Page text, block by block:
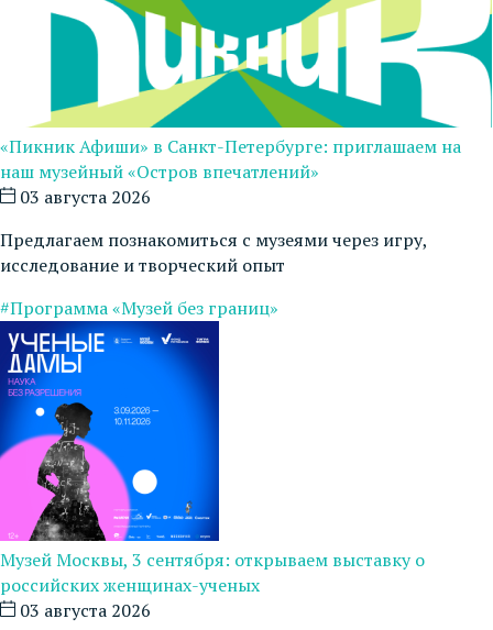
«Пикник Афиши» в Санкт-Петербурге: приглашаем на
наш музейный «Остров впечатлений»
03 августа 2026
Предлагаем познакомиться с музеями через игру,
исследование и творческий опыт
#Программа «Музей без границ»
Музей Москвы, 3 сентября: открываем выставку о
российских женщинах-ученых
03 августа 2026